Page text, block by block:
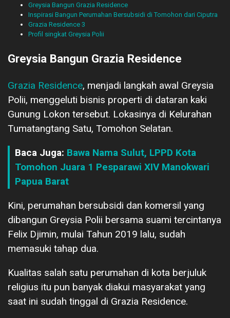
Greysia Bangun Grazia Residence
Inspirasi Bangun Perumahan Bersubsidi di Tomohon dari Ciputra
Grazia Residence 3
Profil singkat Greysia Polii
Greysia Bangun Grazia Residence
Grazia Residence, menjadi langkah awal Greysia
Polii, menggeluti bisnis properti di dataran kaki
Gunung Lokon tersebut. Lokasinya di Kelurahan
Tumatangtang Satu, Tomohon Selatan.
Baca Juga: Bawa Nama Sulut, LPPD Kota
Tomohon Juara 1 Pesparawi XIV Manokwari
Papua Barat
Kini, perumahan bersubsidi dan komersil yang
dibangun Greysia Polii bersama suami tercintanya
Felix Djimin, mulai Tahun 2019 lalu, sudah
memasuki tahap dua.
Kualitas salah satu perumahan di kota berjuluk
religius itu pun banyak diakui masyarakat yang
saat ini sudah tinggal di Grazia Residence.